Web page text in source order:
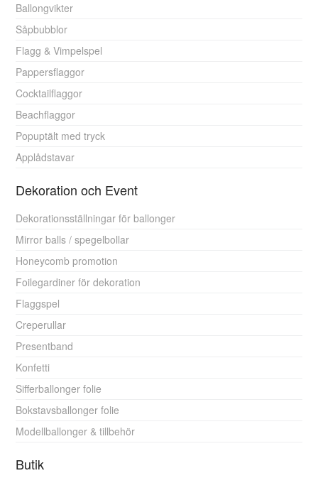
Ballongvikter
Såpbubblor
Flagg & Vimpelspel
Pappersflaggor
Cocktailflaggor
Beachflaggor
Popuptält med tryck
Applådstavar
Dekoration och Event
Dekorationsställningar för ballonger
Mirror balls / spegelbollar
Honeycomb promotion
Foilegardiner för dekoration
Flaggspel
Creperullar
Presentband
Konfetti
Sifferballonger folie
Bokstavsballonger folie
Modellballonger & tillbehör
Butik